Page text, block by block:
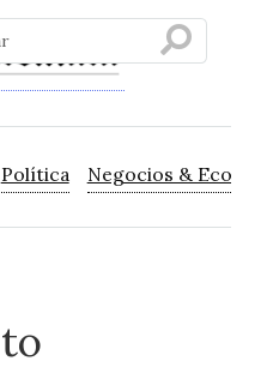
Política Negocios &